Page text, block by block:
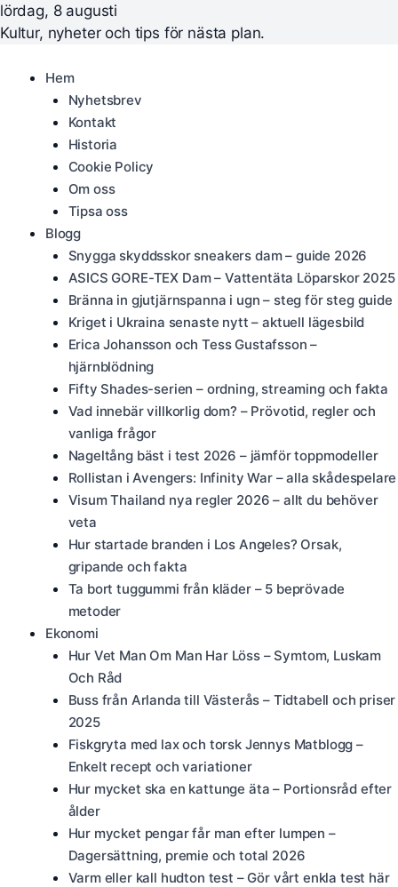
lördag, 8 augusti
Kultur, nyheter och tips för nästa plan.
Hem
Nyhetsbrev
Kontakt
Historia
Cookie Policy
Om oss
Tipsa oss
Blogg
Snygga skyddsskor sneakers dam – guide 2026
ASICS GORE-TEX Dam – Vattentäta Löparskor 2025
Bränna in gjutjärnspanna i ugn – steg för steg guide
Kriget i Ukraina senaste nytt – aktuell lägesbild
Erica Johansson och Tess Gustafsson –
hjärnblödning
Fifty Shades-serien – ordning, streaming och fakta
Vad innebär villkorlig dom? – Prövotid, regler och
vanliga frågor
Nageltång bäst i test 2026 – jämför toppmodeller
Rollistan i Avengers: Infinity War – alla skådespelare
Visum Thailand nya regler 2026 – allt du behöver
veta
Hur startade branden i Los Angeles? Orsak,
gripande och fakta
Ta bort tuggummi från kläder – 5 beprövade
metoder
Ekonomi
Hur Vet Man Om Man Har Löss – Symtom, Luskam
Och Råd
Buss från Arlanda till Västerås – Tidtabell och priser
2025
Fiskgryta med lax och torsk Jennys Matblogg –
Enkelt recept och variationer
Hur mycket ska en kattunge äta – Portionsråd efter
ålder
Hur mycket pengar får man efter lumpen –
Dagersättning, premie och total 2026
Varm eller kall hudton test – Gör vårt enkla test här